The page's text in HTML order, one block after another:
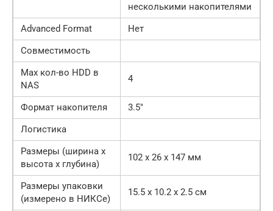
несколькими накопителями
Advanced Format
Нет
Совместимость
Max кол-во HDD в
NAS
4
Формат накопителя
3.5″
Логистика
Размеры (ширина x
высота x глубина)
102 x 26 x 147 мм
Размеры упаковки
(измерено в НИКСе)
15.5 x 10.2 x 2.5 см